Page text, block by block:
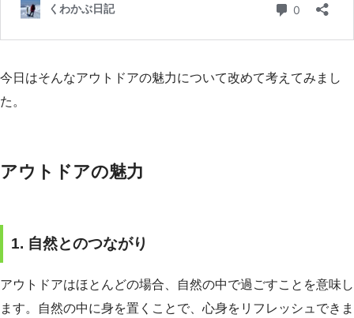
今日はそんなアウトドアの魅力について改めて考えてみまし
た。
アウトドアの魅力
1. 自然とのつながり
アウトドアはほとんどの場合、自然の中で過ごすことを意味し
ます。自然の中に身を置くことで、心身をリフレッシュできま